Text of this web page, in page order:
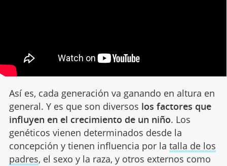
Así es, cada generación va ganando en altura en
general. Y es que son diversos los factores que
influyen en el crecimiento de un niño. Los
genéticos vienen determinados desde la
concepción y tienen influencia por la talla de los
padres, el sexo y la raza, y otros externos como